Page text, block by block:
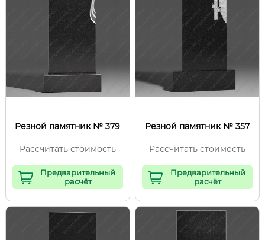
Резной памятник № 379
Рассчитать стоимость
Предварительный
расчёт
Резной памятник № 357
Рассчитать стоимость
Предварительный
расчёт